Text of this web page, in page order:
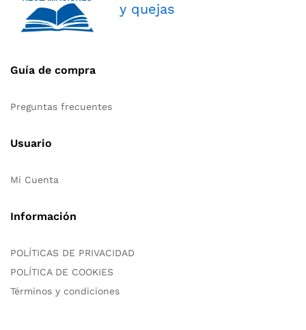
y quejas
Guía de compra
Preguntas frecuentes
Usuario
Mi Cuenta
Información
POLÍTICAS DE PRIVACIDAD
POLÍTICA DE COOKIES
Términos y condiciones